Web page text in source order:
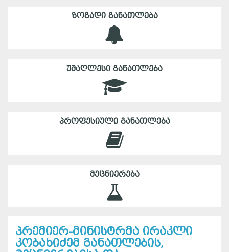
ᲖᲝᲒᲐᲓᲘ ᲒᲐᲜᲐᲗᲚᲔᲑᲐ
ᲣᲛᲐᲦᲚᲔᲡᲘ ᲒᲐᲜᲐᲗᲚᲔᲑᲐ
ᲞᲠᲝᲤᲔᲡᲘᲣᲚᲘ ᲒᲐᲜᲐᲗᲚᲔᲑᲐ
ᲛᲔᲪᲜᲘᲔᲠᲔᲑᲐ
პრემიერ-მინისტრმა ირაკლი
კობახიძემ განათლების,